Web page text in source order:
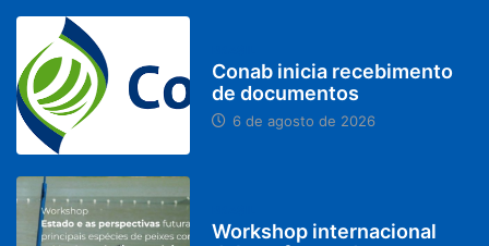
Conab inicia recebimento
de documentos
6 de agosto de 2026
Workshop internacional